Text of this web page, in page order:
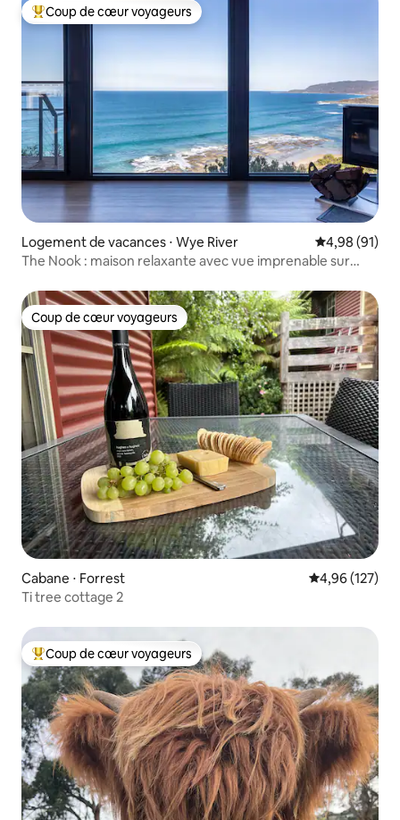
Coups de cœur voyageurs les plus appréciés
Coup de cœur voyageurs
Logement de vacances ⋅ Wye River Évaluation
4,98 (91)
The Nook : maison relaxante avec vue imprenable sur
Coup de cœur voyageurs
Coup de cœur voyageurs
Cabane ⋅ Forrest Évaluation
4,96 (127)
Ti tree cottage 2
Coups de cœur voyageurs les plus appréciés
Coup de cœur voyageurs